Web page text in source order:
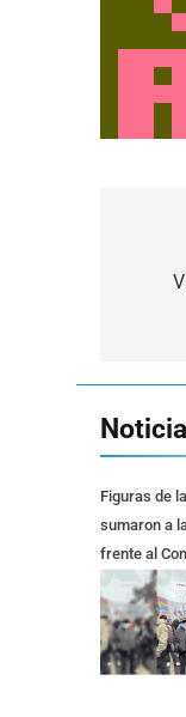
Figuras de
sumaron a
frente al
contra la
Propiedad